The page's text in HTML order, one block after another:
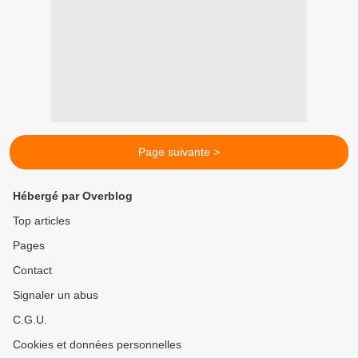
Page suivante >
Hébergé par Overblog
Top articles
Pages
Contact
Signaler un abus
C.G.U.
Cookies et données personnelles